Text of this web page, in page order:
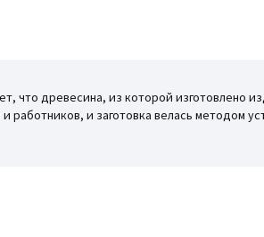
что древесина, из которой
и заготовка велась методом